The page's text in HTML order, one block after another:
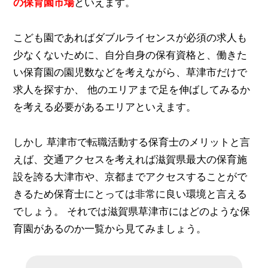
の保育園市場といえます。
こども園であればダブルライセンスが必須の求人も
少なくないために、自分自身の保有資格と、働きた
い保育園の園児数などを考えながら、草津市だけで
求人を探すか、 他のエリアまで足を伸ばしてみるか
を考える必要があるエリアといえます。
しかし 草津市で転職活動する保育士のメリットと言
えば、交通アクセスを考えれば滋賀県最大の保育施
設を誇る大津市や、京都までアクセスすることがで
きるため保育士にとっては非常に良い環境と言える
でしょう。 それでは滋賀県草津市にはどのような保
育園があるのか一覧から見てみましょう。